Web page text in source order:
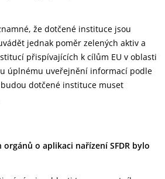
že dotčené instituce jsou
jednak poměr zelených aktiv a
přispívajících k cílům EU v oblasti
úplnému uveřejnění informací podle
dotčené instituce muset
o aplikaci nařízení SFDR bylo